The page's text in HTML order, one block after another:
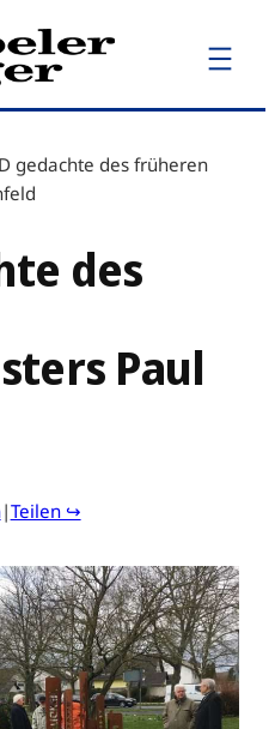
gedachte des früheren
des
Paul
|Teilen ↪